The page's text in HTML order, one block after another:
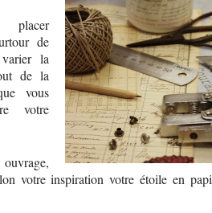
de
la
de la
vous
votre
votre inspiration votre étoile en